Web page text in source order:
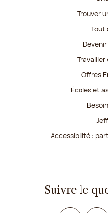
Trouver
Tout
Travailler
Offres
Écoles et
Accessibilité :
Suivre le